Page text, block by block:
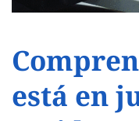
está en